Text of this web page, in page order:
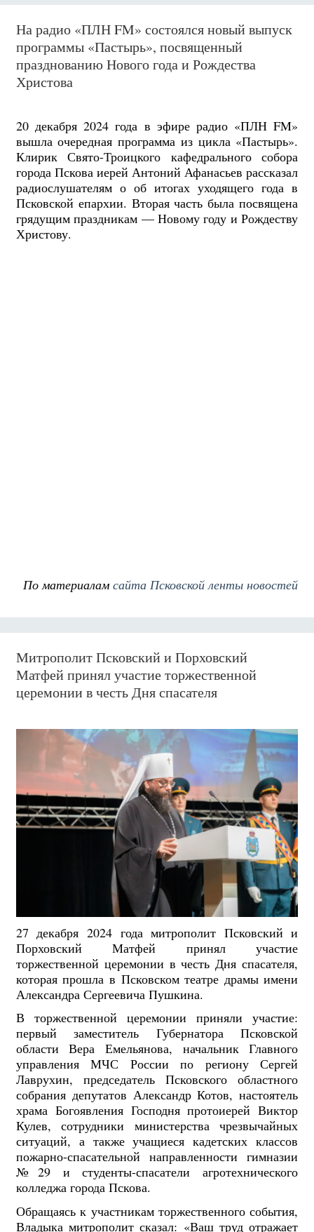
На радио «ПЛН FM» состоялся новый выпуск
программы «Пастырь», посвященный
празднованию Нового года и Рождества
Христова
20 декабря 2024 года в эфире радио «ПЛН FM»
вышла очередная программа из цикла «Пастырь».
Клирик Свято-Троицкого кафедрального собора
города Пскова иерей Антоний Афанасьев рассказал
радиослушателям о об итогах уходящего года в
Псковской епархии. Вторая часть была посвящена
грядущим праздникам — Новому году и Рождеству
Христову.
По материаламсайта Псковской ленты новостей
Митрополит Псковский и Порховский
Матфей принял участие торжественной
церемонии в честь Дня спасателя
27 декабря 2024 года митрополит Псковский и
Порховский Матфей принял участие
торжественной церемонии в честь Дня спасателя,
которая прошла в Псковском театре драмы имени
Александра Сергеевича Пушкина.
В торжественной церемонии приняли участие:
первый заместитель Губернатора Псковской
области Вера Емельянова, начальник Главного
управления МЧС России по региону Сергей
Лаврухин, председатель Псковского областного
собрания депутатов Александр Котов, настоятель
храма Богоявления Господня протоиерей Виктор
Кулев, сотрудники министерства чрезвычайных
ситуаций, а также учащиеся кадетских классов
пожарно-спасательной направленности гимназии
№29 и студенты-спасатели агротехнического
колледжа города Пскова.
Обращаясь к участникам торжественного события,
Владыка митрополит сказал: «Ваш труд отражает